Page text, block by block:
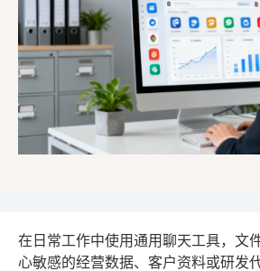
在日常工作中使用通用聊天工具，文
心敏感的经营数据、客户资料或研发